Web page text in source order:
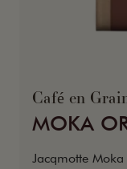
Café en
MOKA
Jacqmotte